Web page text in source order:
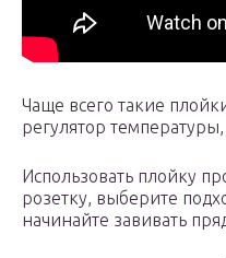
Чаще всего такие
регулятор
Использовать плойку
розетку, выберите
начинайте завивать